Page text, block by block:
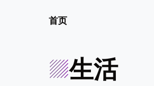
首页
生活